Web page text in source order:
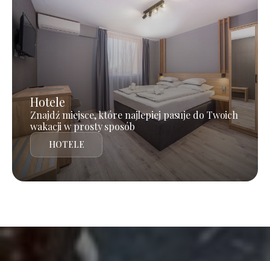
Hotele
Znajdź miejsce, które najlepiej pasuje do Twoich
wakacji w prosty sposób
HOTELE